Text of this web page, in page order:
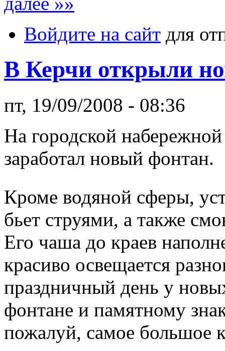
Войдите на сайт для
В Керчи открыли
пт, 19/09/2008 - 08:36
На городской
заработал новый фонтан.
Кроме водяной сферы,
бьет струями, а также
Его чаша до краев
красиво освещается
праздничный день у
фонтане и памятному
пожалуй, самое большое